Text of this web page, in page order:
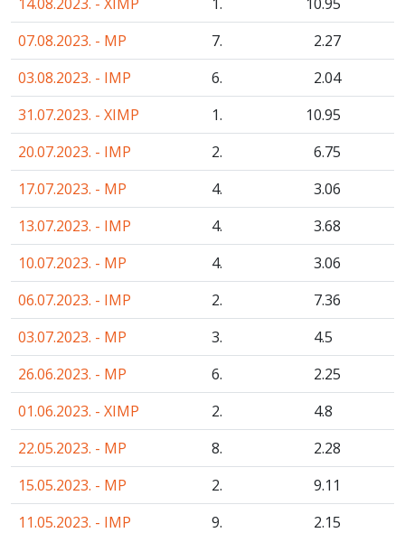
07.08.2023. - MP
7. 2.27
03.08.2023. - IMP
6. 2.04
31.07.2023. - XIMP
1. 10.95
20.07.2023. - IMP
2. 6.75
17.07.2023. - MP
4. 3.06
13.07.2023. - IMP
4. 3.68
10.07.2023. - MP
4. 3.06
06.07.2023. - IMP
2. 7.36
03.07.2023. - MP
3. 4.5
26.06.2023. - MP
6. 2.25
01.06.2023. - XIMP
2. 4.8
22.05.2023. - MP
8. 2.28
15.05.2023. - MP
2. 9.11
11.05.2023. - IMP
9. 2.15